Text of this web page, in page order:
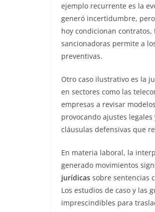
ejemplo recurrente es la
generó incertidumbre,
hoy condicionan
sancionadoras permite a
preventivas.
Otro caso ilustrativo es la
en sectores como las
empresas a revisar
provocando ajustes
cláusulas defensivas que
En materia laboral, la
generado movimientos
jurídicas sobre sentencias
Los estudios de caso y las
imprescindibles para